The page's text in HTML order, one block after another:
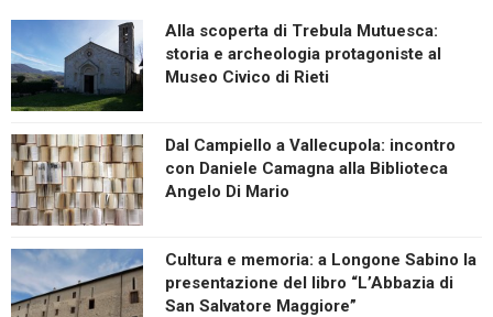
Alla scoperta di Trebula Mutuesca:
storia e archeologia protagoniste al
Museo Civico di Rieti
Dal Campiello a Vallecupola: incontro
con Daniele Camagna alla Biblioteca
Angelo Di Mario
Cultura e memoria: a Longone Sabino la
presentazione del libro “L’Abbazia di
San Salvatore Maggiore”